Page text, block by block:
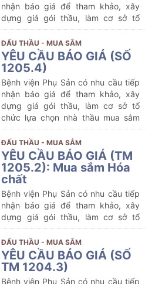
nhận báo giá để tham khảo, xây
dựng giá gói thầu, làm cơ sở tổ
chức lựa chọn nhà thầu mua sắm
gói thầu dự kiến:Mua sắm Hàng
hóa của Bệnh viện Phụ Sản năm
2024-2025
ĐẤU THẦU - MUA SẮM
YÊU CẦU BÁO GIÁ (SỐ
1205.4)
Bệnh viện Phụ Sản có nhu cầu tiếp
nhận báo giá để tham khảo, xây
dựng giá gói thầu, làm cơ sở tổ
chức lựa chọn nhà thầu mua sắm
gói thầu dự kiến:Mua sắmHóa chất
của Bệnh viện Phụ Sản năm 2025
ĐẤU THẦU - MUA SẮM
YÊU CẦU BÁO GIÁ (TM
1205.2): Mua sắm Hóa
chất
Bệnh viện Phụ Sản có nhu cầu tiếp
nhận báo giá để tham khảo, xây
dựng giá gói thầu, làm cơ sở tổ
chức lựa chọn nhà thầu mua sắm
gói thầu dự kiến:Mua sắm
chấtcủa Bệnh viện Phụ Sản năm
2024-2025
ĐẤU THẦU - MUA SẮM
YÊU CẦU BÁO GIÁ (SỐ
TM 1204.3)
Bệnh viện Phụ Sản có nhu cầu tiếp